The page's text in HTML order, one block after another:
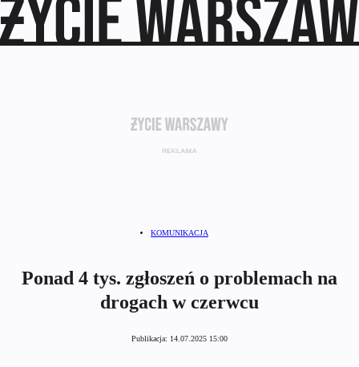
KOMUNIKACJA
Ponad 4 tys. zgłoszeń o problemach na
drogach w czerwcu
Publikacja: 14.07.2025 15:00